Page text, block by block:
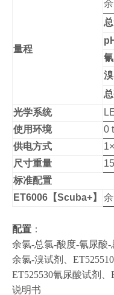
量程
溴
光学系统
使用环境
0
供电方式
尺寸重量
标准配置
ET6006【Scuba+】
配置 ：
余氯-总氯-酸度-氰尿酸-
余氯-溴试剂、
ET525530氰尿酸试剂
说明书